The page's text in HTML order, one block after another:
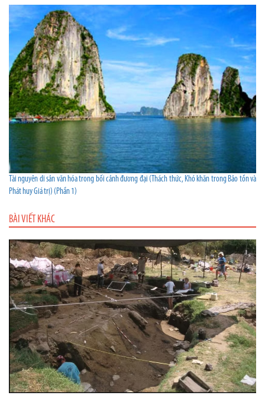
Tài nguyên di sản văn hóa trong bối cảnh đương đại (Thách thức, Khó khăn trong Bảo tồn và
Phát huy Giá trị) (Phần 1)
BÀI VIẾT KHÁC